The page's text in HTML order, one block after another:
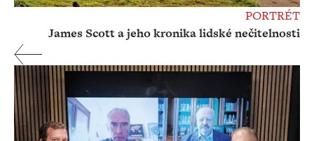
PORTRÉT
James Scott a jeho kronika lidské nečitelnosti